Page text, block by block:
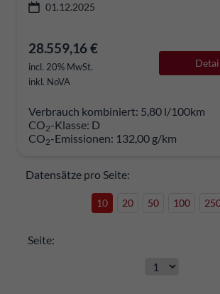
01.12.2025
28.559,16 €
incl. 20% MwSt.
inkl. NoVA
Verbrauch kombiniert: 5,80 l/100km
CO2-Klasse: D
CO2-Emissionen: 132,00 g/km
Datensätze pro Seite:
10 20 50 100
Seite: